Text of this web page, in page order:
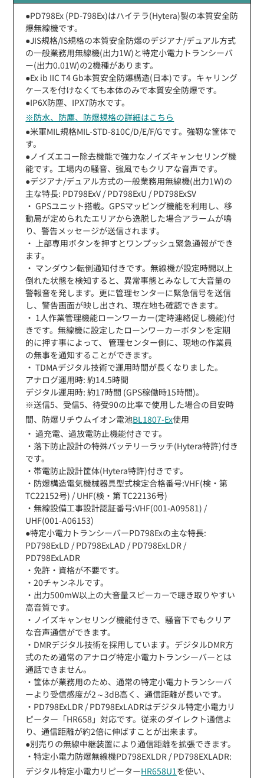
●PD798Ex (PD-798Ex)はハイテラ(Hytera)製の本質安全防
爆無線機です。
●JIS規格/IS規格の本質安全防爆のデジアナ/デュアル方式
の一般業務用無線機(出力1W)と特定小電力トランシーバ
ー(出力0.01W)の2機種があります。
●Ex ib IIC T4 Gb本質安全防爆構造(日本)です。キャリング
ケースを付けなくても本体のみで本質安全防爆です。
●IP6X防塵、IPX7防水です。
※防水、防塵、防爆規格の詳細はこちら
●米軍MIL規格MIL-STD-810C/D/E/F/Gです。強靭な筐体で
す。
●ノイズエコー除去機能で強力なノイズキャンセリング機
能です。工場内の騒音、強風でもクリアな音声です。
●デジアナ/デュアル方式の一般業務用無線機(出力1W)の
主な特長: PD798ExV / PD798ExU / PD798ExSV
・ GPSユニット搭載。GPSマッピング機能を利用し、移
動局が定められたエリアから逸脱した場合アラームが鳴
り、警告メッセージが送信されます。
・ 上部専用ボタンを押すとワンプッシュ緊急通報ができ
ます。
・ マンダウン転倒通知付きです。無線機が設定時間以上
倒れた状態を検知すると、異常事態とみなして大音量の
警報音を発します。更に管理センターに緊急信号を送信
し、警告画面が映し出され、現在地も確認できます。
・ 1人作業管理機能ローンワーカー(定時連絡促し機能)付
きです。無線機に設定したローンワーカーボタンを定期
的に押す事によって、 管理センター側に、現地の作業員
の無事を通知することができます。
・ TDMAデジタル技術で運用時間が長くなりました。
アナログ運用時: 約14.5時間
デジタル運用時: 約17時間 (GPS稼働時15時間)。
※送信5、受信5、待受90の比率で使用した場合の目安時
間、防爆リチウムイオン電池BL1807-Ex使用
・ 過充電、過放電防止機能付きです。
・落下防止設計の特殊バッテリーラッチ(Hytera特許)付き
です。
・帯電防止設計筐体(Hytera特許)付きです。
・防爆構造電気機械器具型式検定合格番号:VHF(検・第
TC22152号) / UHF(検・第 TC22136号)
・無線設備工事設計認証番号:VHF(001-A09581) /
UHF(001-A06153)
●特定小電力トランシーバーPD798Exの主な特長:
PD798ExLD / PD798ExLAD / PD798ExLDR /
PD798ExLADR
・免許・資格が不要です。
・20チャンネルです。
・出力500mW以上の大音量スピーカーで聴き取りやすい
高音質です。
・ノイズキャンセリング機能付きで、騒音下でもクリア
な音声通信ができます。
・DMRデジタル技術を採用しています。デジタルDMR方
式のため通常のアナログ特定小電力トランシーバーとは
通話できません。
・筐体が業務用のため、通常の特定小電力トランシーバ
ーより受信感度が2～3dB高く、通信距離が長いです。
・PD798ExLDR / PD798ExLADRはデジタル特定小電力リ
ピーター「HR658」対応です。従来のダイレクト通信よ
り、通信距離が約2倍に伸ばすことが出来ます。
●別売りの無線中継装置により通信距離を拡張できます。
・特定小電力防爆無線機PD798EXLDR / PD798EXLADR:
デジタル特定小電力リピーターHR658U1 を使い、